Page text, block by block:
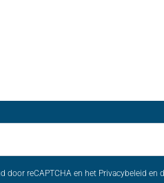
reCAPTCHA en het Privacybeleid en